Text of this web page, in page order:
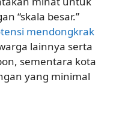
“skala besar.”
mendongkrak
lainnya serta
sementara kota
yang minimal